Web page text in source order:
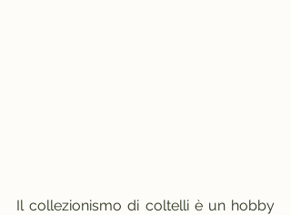
Il collezionismo di coltelli è un hobby